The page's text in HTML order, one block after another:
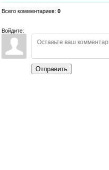
Всего комментариев: 0
Войдите:
Отправить